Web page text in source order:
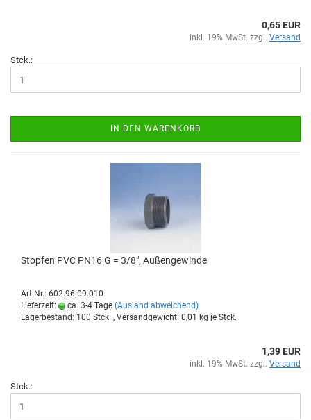
0,65 EUR
inkl. 19% MwSt. zzgl. Versand
Stck.:
IN DEN WARENKORB
Stop­fen PVC PN16 G = 3/8", Au­ßen­ge­win­de
Art.Nr.: 602.96.09.010
Lieferzeit:
ca. 3-4 Tage (Ausland abweichend)
Lagerbestand: 100 Stck. , Versandgewicht: 0,01 kg je Stck.
1,39 EUR
inkl. 19% MwSt. zzgl. Versand
Stck.: